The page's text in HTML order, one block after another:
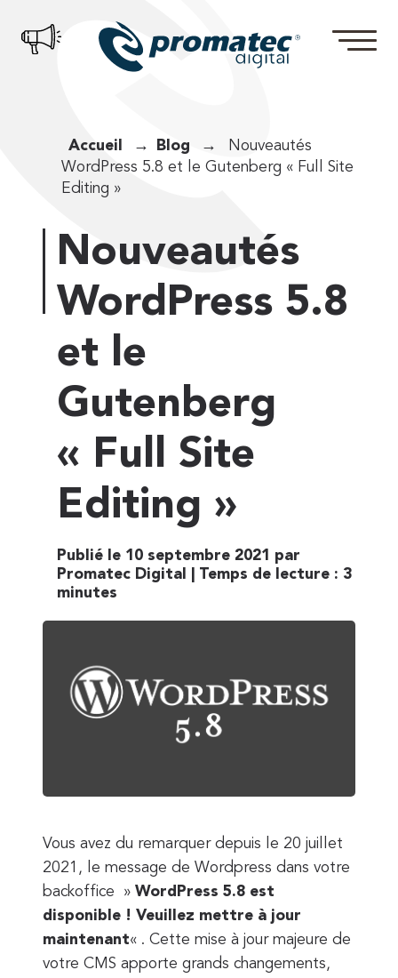
Accueil Blog
Nouveautés
WordPress 5.8 et le Gutenberg « Full Site
Editing »
Nouveautés
WordPress 5.8
et le
Gutenberg
« Full Site
Editing »
Publié le 10 septembre 2021 par
Promatec Digital | Temps de lecture : 3
minutes
Vous avez du remarquer depuis le 20 juillet
2021, le message de Wordpress dans votre
backoffice » WordPress 5.8 est
disponible ! Veuillez mettre à jour
maintenant« . Cette mise à jour majeure de
votre CMS apporte grands changements,